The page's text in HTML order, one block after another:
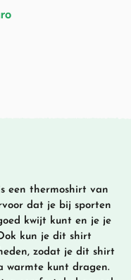
een thermoshirt van
dat je bij sporten
kwijt kunt en je je
kun je dit shirt
zodat je dit shirt
warmte kunt dragen.